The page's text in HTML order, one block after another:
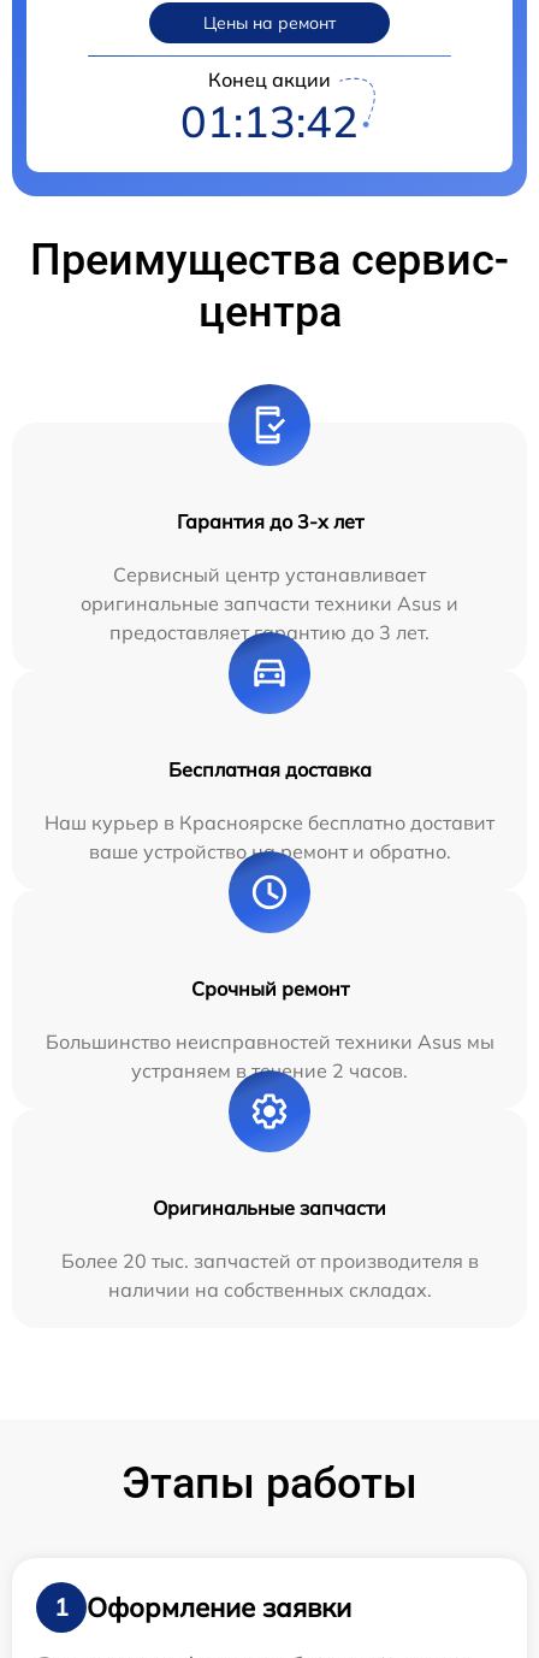
Цены на ремонт
Конец акции
01:13:41
Преимущества сервис-
центра
Гарантия до 3-х лет
Сервисный центр устанавливает
оригинальные запчасти техники Asus и
предоставляет гарантию до 3 лет.
Бесплатная доставка
Наш курьер в Красноярске бесплатно доставит
ваше устройство на ремонт и обратно.
Срочный ремонт
Большинство неисправностей техники Asus мы
устраняем в течение 2 часов.
Оригинальные запчасти
Более 20 тыс. запчастей от производителя в
наличии на собственных складах.
Этапы работы
1
Оформление заявки